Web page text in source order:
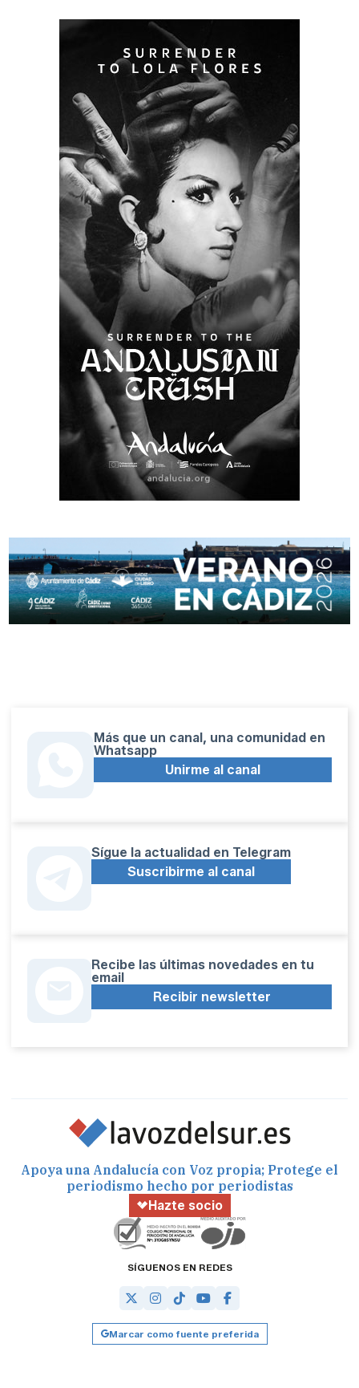
Más que un canal, una comunidad en
Whatsapp
Unirme al canal
Sígue la actualidad en Telegram
Suscribirme al canal
Recibe las últimas novedades en tu
email
Recibir newsletter
Apoya una Andalucía con Voz propia; Protege el
periodismo hecho por periodistas
Hazte socio
SÍGUENOS EN REDES
Marcar como fuente preferida